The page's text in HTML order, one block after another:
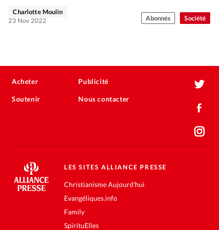
Société
Charlotte Moulin
23 Nov 2022
Abonnés
Acheter
Soutenir
Publicité
Nous contacter
LES SITES ALLIANCE PRESSE
Christianisme Aujourd'hui
Evangéliques.info
Family
SpirituElles